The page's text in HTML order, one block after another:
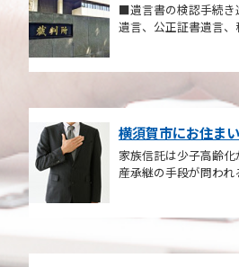
■遺言書の検認手続き
遺言、公正証書遺言
横須賀市にお住ま
家族信託は少子高齢
産承継の手段が問わ